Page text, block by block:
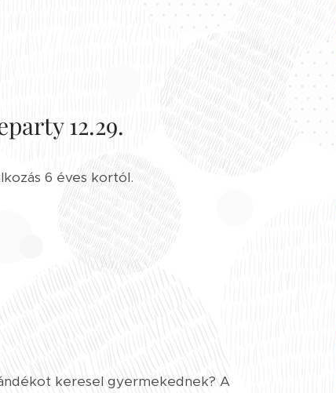
12.29.
6 éves kortól.
keresel gyermekednek? A